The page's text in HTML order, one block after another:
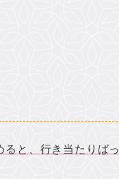
と、行き当たりばっ